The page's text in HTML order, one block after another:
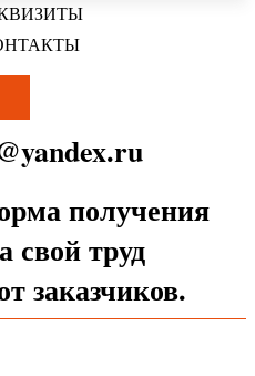
получения
свой труд
заказчиков.